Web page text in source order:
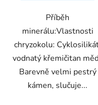
Příběh
minerálu:Vlastnosti
chryzokolu:
vodnatý křemičitan
Barevně velmi pestrý
kámen, slučuje...